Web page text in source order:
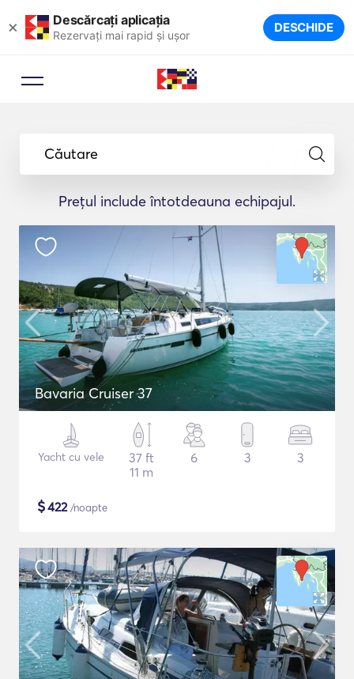
× Descărcați aplicația
Rezervați mai rapid și ușor DESCHIDE
Căutare
Prețul include întotdeauna echipajul.
Bavaria Cruiser 37
Yacht cu vele
37 ft
11 m
6 3 3
$422/noapte